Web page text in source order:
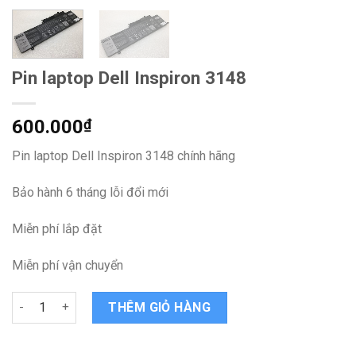
Pin laptop Dell Inspiron 3148
600.000₫
Pin laptop Dell Inspiron 3148 chính hãng
Bảo hành 6 tháng lỗi đổi mới
Miễn phí lắp đặt
Miễn phí vận chuyển
Pin laptop Dell Inspiron 3148 quantity
THÊM GIỎ HÀNG